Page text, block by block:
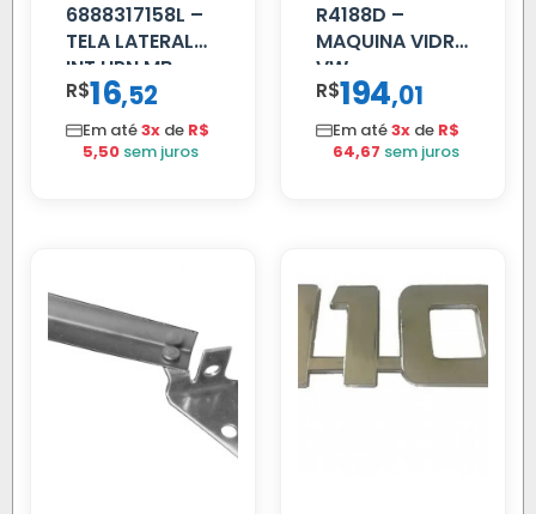
6888317158L –
TELA LATERAL
INT HPN MB
709/MB 1618 LD
TELA
R$16,52
Em até3x de R$
5,50 sem juros
R4188D –
MAQUINA VIDRO
VW
CONSTELLATION
MANUAL LD
R$194,01
Em até3x de R$
64,67 sem juros